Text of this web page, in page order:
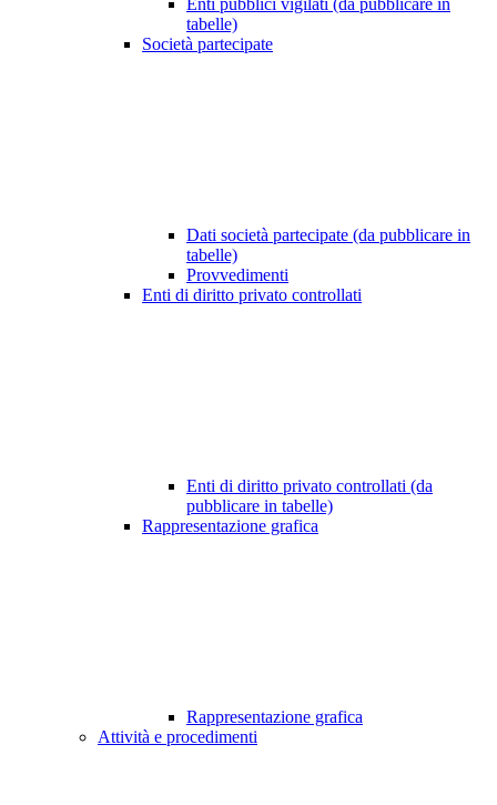
Enti pubblici vigilati (da pubblicare in
tabelle)
Società partecipate
Dati società partecipate (da pubblicare in
tabelle)
Provvedimenti
Enti di diritto privato controllati
Enti di diritto privato controllati (da
pubblicare in tabelle)
Rappresentazione grafica
Rappresentazione grafica
Attività e procedimenti